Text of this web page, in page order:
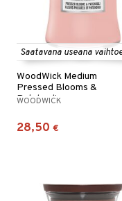
Saatavana useana
WoodWick Medium
Pressed Blooms &
Patchouli
WOODWICK
28,50 €